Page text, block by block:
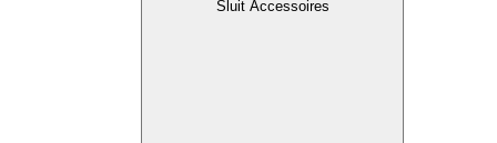
Sluit Accessoires